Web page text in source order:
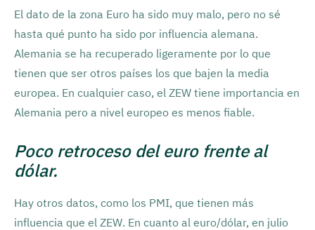
El dato de la zona Euro ha sido muy malo, pero no sé
hasta qué punto ha sido por influencia alemana.
Alemania se ha recuperado ligeramente por lo que
tienen que ser otros países los que bajen la media
europea. En cualquier caso, el ZEW tiene importancia en
Alemania pero a nivel europeo es menos fiable.
Poco retroceso del euro frente al
dólar.
Hay otros datos, como los PMI, que tienen más
influencia que el ZEW. En cuanto al euro/dólar, en julio